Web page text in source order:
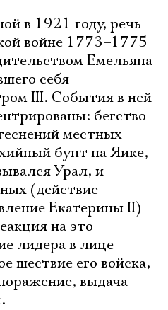
в 1921 году, речь
войне 1773–1775
Емельяна
себя
III. События в ней
бегство
местных
бунт на Яике,
Урал, и
(действие
Екатерины II)
на это
лидера в лице
шествие его войска,
выдача